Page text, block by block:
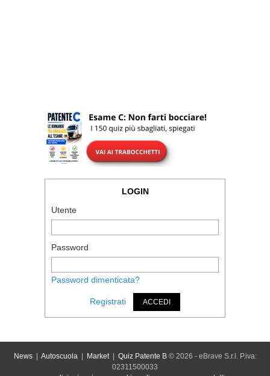
LOGIN
Utente
Password
Password dimenticata?
Registrati ACCEDI
News| Autoscuola| Market| Quiz Patente B© 2026 - eBrave S.r.l. P.iva:
02311500033